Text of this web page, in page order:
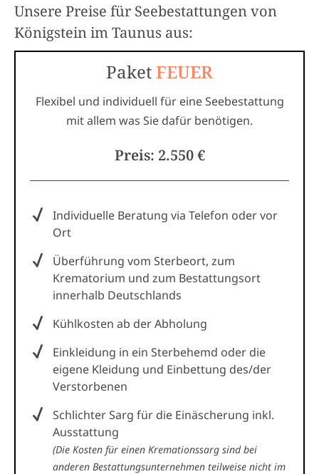
Unsere Preise für Seebestattungen von
Königstein im Taunus aus:
PaketFEUER
Flexibel und individuell für eine Seebestattung
mit allem was Sie dafür benötigen.
Preis: 2.550 €
Individuelle Beratung via Telefon oder vor
Ort
Überführung vom Sterbeort, zum
Krematorium und zum Bestattungsort
innerhalb Deutschlands
Kühlkosten ab der Abholung
Einkleidung in ein Sterbehemd oder die
eigene Kleidung und Einbettung des/der
Verstorbenen
Schlichter Sarg für die Einäscherung inkl.
Ausstattung
(Die Kosten für einen Kremationssarg sind bei
anderen Bestattungsunternehmen teilweise nicht im